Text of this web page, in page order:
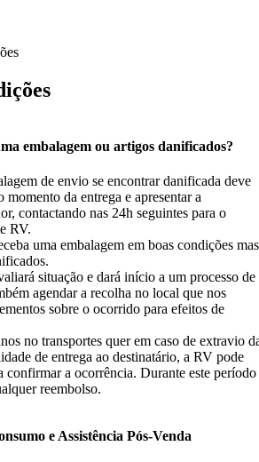
embalagem ou artigos danificados?
de envio se encontrar danificada deve
da entrega e apresentar a
contactando nas 24h seguintes para o
RV.
uma embalagem em boas condições mas
situação e dará início a um processo de
agendar a recolha no local que nos
sobre o ocorrido para efeitos de
no transportes quer em caso de extravio
de entrega ao destinatário, a RV pode
confirmar a ocorrência. Durante este período
reembolso.
e Assistência Pós-Venda